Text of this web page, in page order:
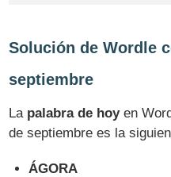
Solución de Wordle
septiembre
La palabra de hoyen
de septiembre es la
ÁGORA